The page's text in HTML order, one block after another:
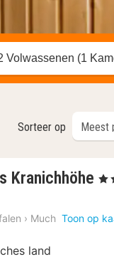
Volwassenen (1
Sorteer op
Kranichhöhe 2
€
, 4
› Much Toon op
land